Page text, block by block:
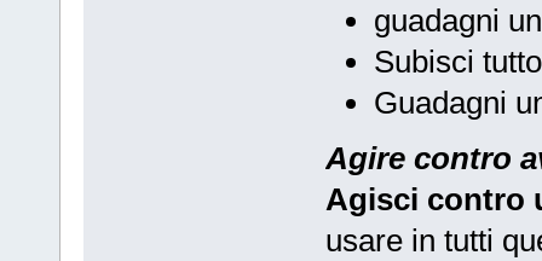
guadagni
Subisci
Guadagni
Agire contro
Agisci contro
usare in tutti